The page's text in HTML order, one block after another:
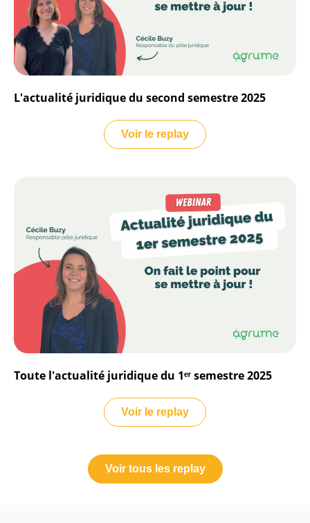
L'actualité juridique du second semestre 2025
Voir le replay
Toute l'actualité juridique du 1ᵉʳ semestre 2025
Voir le replay
Voir tous les replay